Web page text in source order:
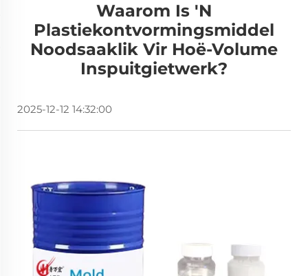
Waarom Is 'n
Plastiekontvormingsmiddel
Noodsaaklik Vir Hoë-Volume
Inspuitgietwerk?
2025-12-12 14:32:00